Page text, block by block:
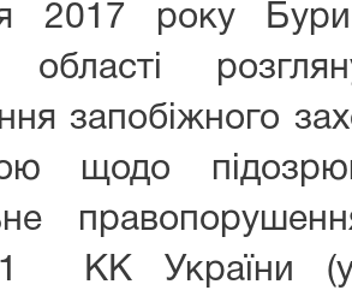
2017 року
області
запобіжного
щодо
КК України